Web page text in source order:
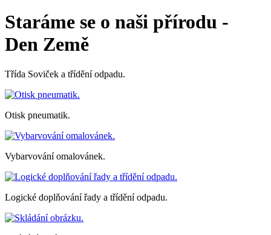
Staráme se o naši přírodu -
Den Země
Třída Soviček a třídění odpadu.
Otisk pneumatik.
Vybarvování omalovánek.
Logické doplňování řady a třídění odpadu.